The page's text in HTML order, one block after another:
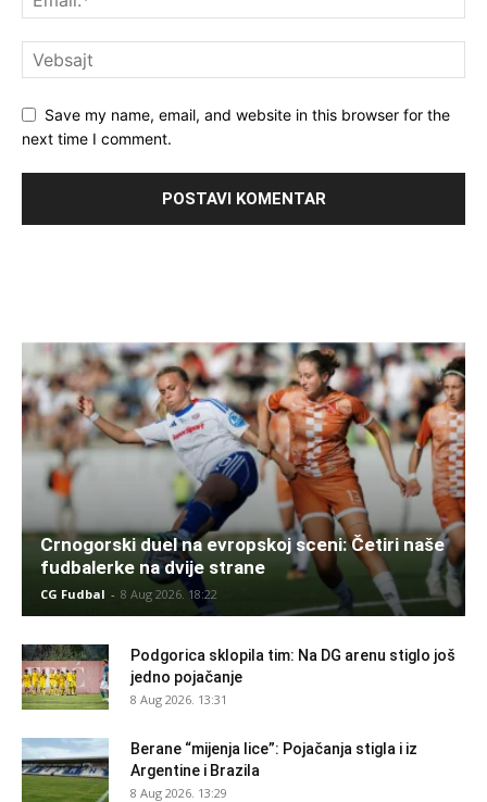
Save my name, email, and website in this browser for the
next time I comment.
Crnogorski duel na evropskoj sceni: Četiri naše
fudbalerke na dvije strane
CG Fudbal - 8 Aug 2026. 18:22
Podgorica sklopila tim: Na DG arenu stiglo još
jedno pojačanje
8 Aug 2026. 13:31
Berane “mijenja lice”: Pojačanja stigla i iz
Argentine i Brazila
8 Aug 2026. 13:29